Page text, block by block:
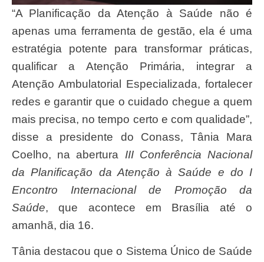
“A Planificação da Atenção à Saúde não é
apenas uma ferramenta de gestão, ela é uma
estratégia potente para transformar práticas,
qualificar a Atenção Primária, integrar a
Atenção Ambulatorial Especializada, fortalecer
redes e garantir que o cuidado chegue a quem
mais precisa, no tempo certo e com qualidade”,
disse a presidente do Conass, Tânia Mara
Coelho, na abertura III Conferência Nacional
da Planificação da Atenção à Saúde e do I
Encontro Internacional de Promoção da
Saúde, que acontece em Brasília até o
amanhã, dia 16.
Tânia destacou que o Sistema Único de Saúde